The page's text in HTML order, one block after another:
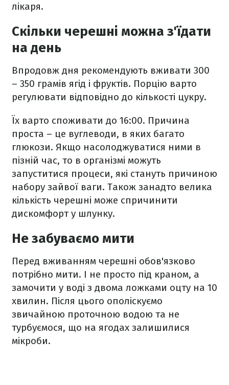
лікаря.
Скільки черешні можна з'їдати
на день
Впродовж дня рекомендують вживати 300
– 350 грамів ягід і фруктів. Порцію варто
регулювати відповідно до кількості цукру.
Їх варто споживати до 16:00. Причина
проста – це вуглеводи, в яких багато
глюкози. Якщо насолоджуватися ними в
пізній час, то в організмі можуть
запуститися процеси, які стануть причиною
набору зайвої ваги. Також занадто велика
кількість черешні може спричинити
дискомфорт у шлунку.
Не забуваємо мити
Перед вживанням черешні обов'язково
потрібно мити. І не просто під краном, а
замочити у воді з двома ложками оцту на 10
хвилин. Після цього ополіскуємо
звичайною проточною водою та не
турбуємося, що на ягодах залишилися
мікроби.